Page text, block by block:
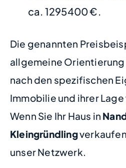
ca. 1295400 €.
Die genannten
allgemeine Orientierung
nach den spezifischen
Immobilie und ihrer
Wenn Sie Ihr Haus in
Kleingründling
unser Netzwerk.